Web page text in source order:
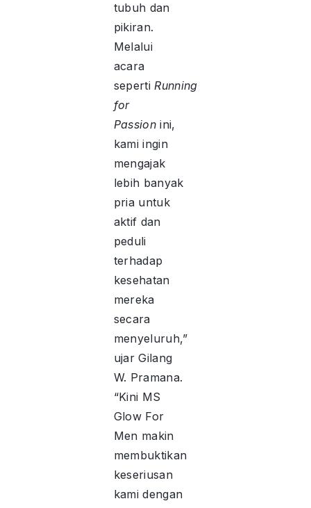
tubuh dan
pikiran.
Melalui
acara
seperti Running
for
Passionini,
kami ingin
mengajak
lebih banyak
pria untuk
aktif dan
peduli
terhadap
kesehatan
mereka
secara
menyeluruh,”
ujar Gilang
W. Pramana.
“Kini MS
Glow For
Men makin
membuktikan
keseriusan
kami dengan